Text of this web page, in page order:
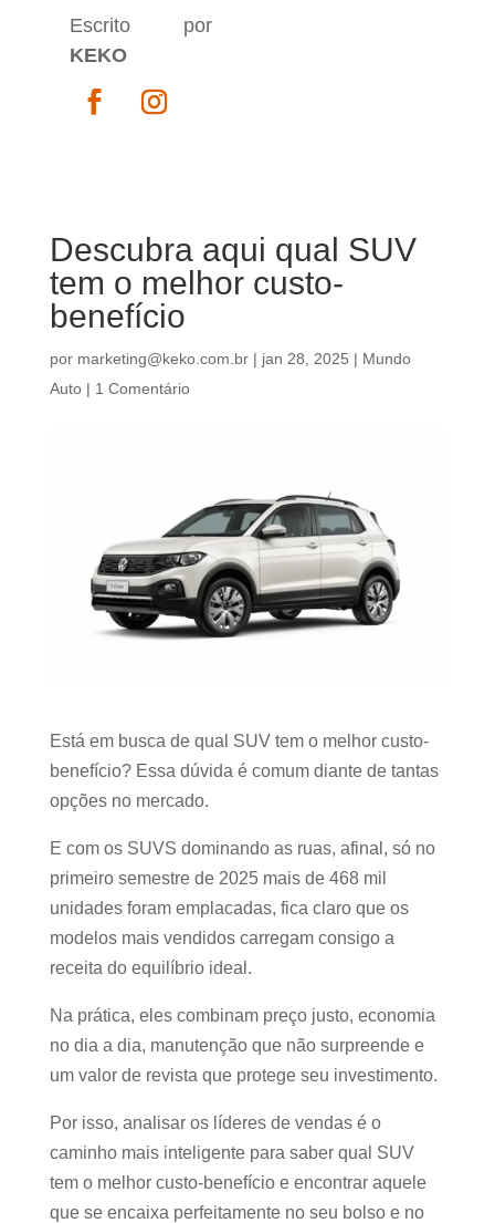
Escrito por
KEKO
Descubra aqui qual SUV
tem o melhor custo-
benefício
por marketing@keko.com.br| jan 28, 2025 | Mundo
Auto| 1 Comentário
Está em busca de qual SUV tem o melhor custo-
benefício? Essa dúvida é comum diante de tantas
opções no mercado.
E com os SUVS dominando as ruas, afinal, só no
primeiro semestre de 2025 mais de 468 mil
unidades foram emplacadas, fica claro que os
modelos mais vendidos carregam consigo a
receita do equilíbrio ideal.
Na prática, eles combinam preço justo, economia
no dia a dia, manutenção que não surpreende e
um valor de revista que protege seu investimento.
Por isso, analisar os líderes de vendas é o
caminho mais inteligente para saber qual SUV
tem o melhor custo-benefício e encontrar aquele
que se encaixa perfeitamente no seu bolso e no